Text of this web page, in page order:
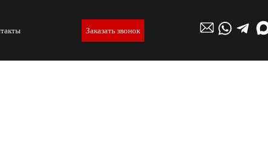
Заказать звонок